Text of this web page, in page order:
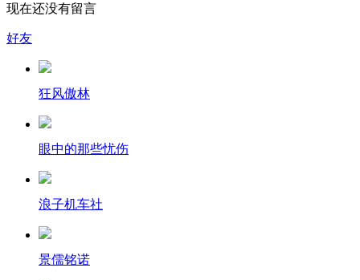
现在还没有留言
好友
狂风傲林
眼中的那些忧伤
浪子机车社
景儒铭诺